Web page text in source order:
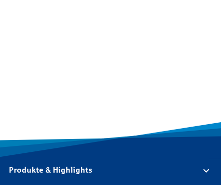
Produkte & Highlights